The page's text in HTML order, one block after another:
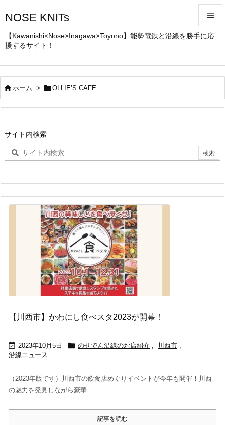
NOSE KNITs
【Kawanishi×Nose×Inagawa×Toyono】能勢電鉄と沿線を勝手に応
援するサイト！


前へ
検索
ホーム > OLLIE’S CAFE
サイト内検索
【川西市】かわにし食べスタ2023が開幕！
 2023年10月5日  のせでん沿線のお店紹介 , 川西市 ,
沿線ニュース
（2023年版です）川西市の飲食店めぐりイベントが今年も開催！川西
の魅力を発見しながら豪華 ...
記事を読む